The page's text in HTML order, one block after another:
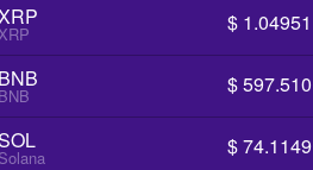
$ 1.04951
$ 597.510
$ 74.1149